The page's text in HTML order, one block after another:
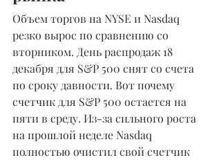
Объем торгов на NYSE и Nasdaq
резко вырос по сравнению со
вторником. День распродаж 18
декабря для S&P 500 снят со счета
по сроку давности. Вот почему
счетчик для S&P 500 остается на
пяти в среду. Из-за сильного роста
на прошлой неделе Nasdaq
полностью очистил свой счетчик